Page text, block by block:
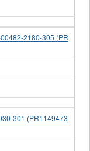
2180-305 (PR
301 (PR1149473